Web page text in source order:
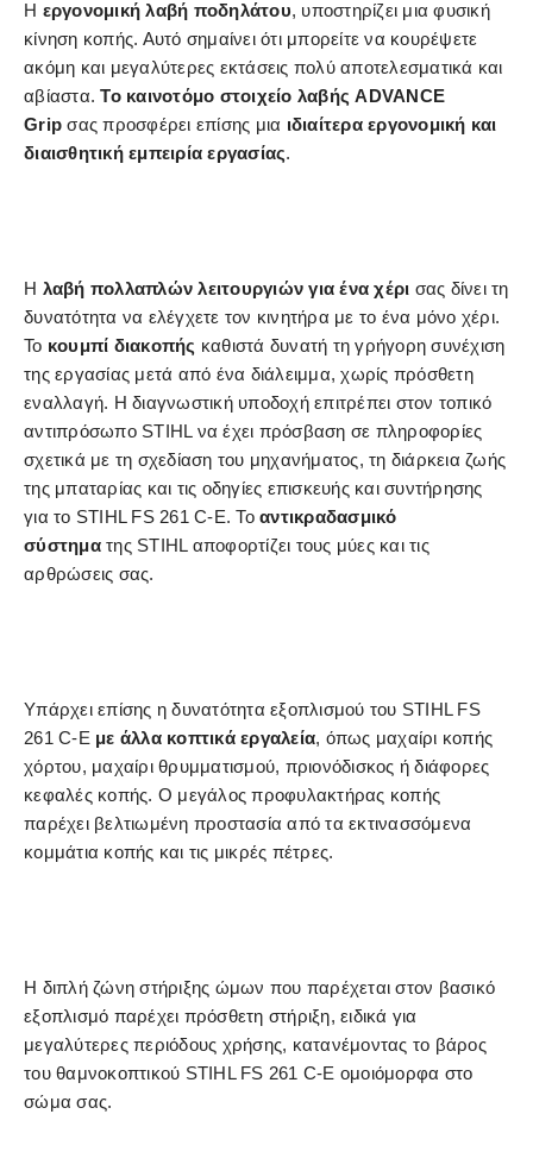
Η εργονομική λαβή ποδηλάτου, υποστηρίζει μια φυσική
κίνηση κοπής. Αυτό σημαίνει ότι μπορείτε να κουρέψετε
ακόμη και μεγαλύτερες εκτάσεις πολύ αποτελεσματικά και
αβίαστα. Το καινοτόμο στοιχείο λαβής ADVANCE
Grip σας προσφέρει επίσης μια ιδιαίτερα εργονομική και
διαισθητική εμπειρία εργασίας.
Η λαβή πολλαπλών λειτουργιών για ένα χέρι σας δίνει τη
δυνατότητα να ελέγχετε τον κινητήρα με το ένα μόνο χέρι.
Το κουμπί διακοπής καθιστά δυνατή τη γρήγορη συνέχιση
της εργασίας μετά από ένα διάλειμμα, χωρίς πρόσθετη
εναλλαγή. Η διαγνωστική υποδοχή επιτρέπει στον τοπικό
αντιπρόσωπο STIHL να έχει πρόσβαση σε πληροφορίες
σχετικά με τη σχεδίαση του μηχανήματος, τη διάρκεια ζωής
της μπαταρίας και τις οδηγίες επισκευής και συντήρησης
για το STIHL FS 261 C-E. Το αντικραδασμικό
σύστημα της STIHL αποφορτίζει τους μύες και τις
αρθρώσεις σας.
Υπάρχει επίσης η δυνατότητα εξοπλισμού του STIHL FS
261 C-E με άλλα κοπτικά εργαλεία, όπως μαχαίρι κοπής
χόρτου, μαχαίρι θρυμματισμού, πριονόδισκος ή διάφορες
κεφαλές κοπής. Ο μεγάλος προφυλακτήρας κοπής
παρέχει βελτιωμένη προστασία από τα εκτινασσόμενα
κομμάτια κοπής και τις μικρές πέτρες.
Η διπλή ζώνη στήριξης ώμων που παρέχεται στον βασικό
εξοπλισμό παρέχει πρόσθετη στήριξη, ειδικά για
μεγαλύτερες περιόδους χρήσης, κατανέμοντας το βάρος
του θαμνοκοπτικού STIHL FS 261 C-E ομοιόμορφα στο
σώμα σας.